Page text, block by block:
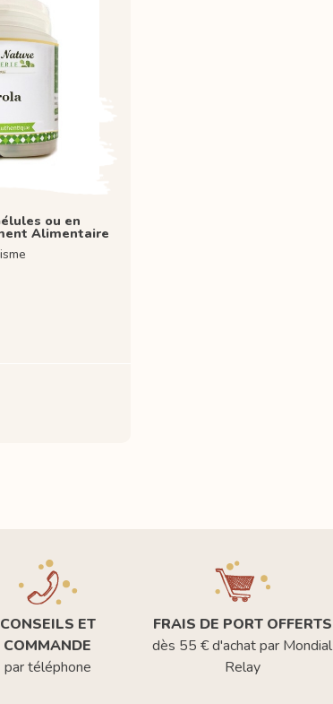
ou en
Alimentaire
CONSEILS ET
COMMANDE
par téléphone
FRAIS DE PORT OFFERTS
dès 55 € d'achat par Mondial
Relay